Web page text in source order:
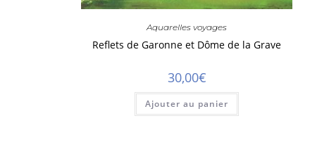
Aquarelles voyages
Reflets de Garonne et Dôme de la Grave
30,00€
Ajouter au panier